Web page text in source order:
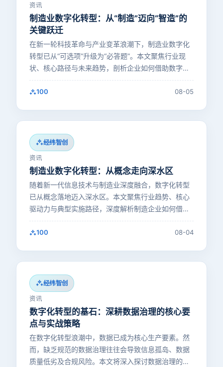
资讯
制造业数字化转型：从“制造”迈向“智造”的
关键跃迁
在新一轮科技革命与产业变革浪潮下，制造业数字化
转型已从“可选项”升级为“必答题”。本文聚焦行业现
状、核心路径与未来趋势，剖析企业如何借助数字技
术重塑生产与管理模…
100 08-05
经纬智创
资讯
制造业数字化转型：从概念走向深水区
随着新一代信息技术与制造业深度融合，数字化转型
已从概念落地迈入深水区。本文聚焦行业趋势、核心
驱动力与典型实施路径，深度解析制造企业如何借助
数据驱动与技术创新实现…
100 08-04
经纬智创
资讯
数字化转型的基石：深耕数据治理的核心要
点与实战策略
在数字化转型浪潮中，数据已成为核心生产要素。然
而，缺乏规范的数据治理往往会导致信息孤岛、数据
质量低劣及合规风险。本文将深入探讨数据治理的关